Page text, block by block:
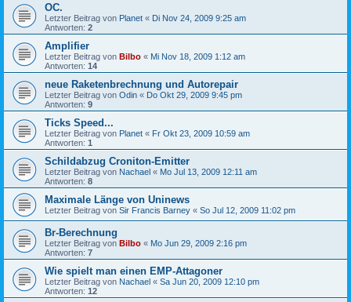
OC.
Letzter Beitrag von Planet « Di Nov 24, 2009 9:25 am
Antworten: 2
Amplifier
Letzter Beitrag von Bilbo « Mi Nov 18, 2009 1:12 am
Antworten: 14
neue Raketenbrechnung und Autorepair
Letzter Beitrag von Odin « Do Okt 29, 2009 9:45 pm
Antworten: 9
Ticks Speed...
Letzter Beitrag von Planet « Fr Okt 23, 2009 10:59 am
Antworten: 1
Schildabzug Croniton-Emitter
Letzter Beitrag von Nachael « Mo Jul 13, 2009 12:11 am
Antworten: 8
Maximale Länge von Uninews
Letzter Beitrag von Sir Francis Barney « So Jul 12, 2009 11:02 pm
Br-Berechnung
Letzter Beitrag von Bilbo « Mo Jun 29, 2009 2:16 pm
Antworten: 7
Wie spielt man einen EMP-Attagoner
Letzter Beitrag von Nachael « Sa Jun 20, 2009 12:10 pm
Antworten: 12